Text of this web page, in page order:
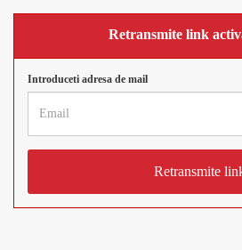
Retransmite link
Introduceti adresa de mail